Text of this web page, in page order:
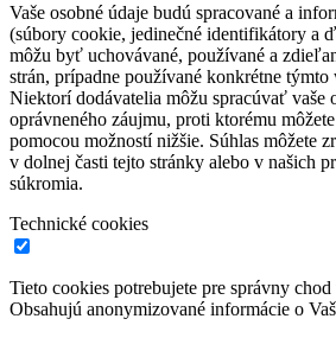
Vaše osobné údaje budú spracované a
(súbory cookie, jedinečné identifikátory a
môžu byť uchovávané, používané a
strán, prípadne používané konkrétne
Niektorí dodávatelia môžu spracúvať vaše
oprávneného záujmu, proti ktorému
pomocou možností nižšie. Súhlas môžete
v dolnej časti tejto stránky alebo v našich
súkromia.
Technické cookies
Tieto cookies potrebujete pre správny
Obsahujú anonymizované informácie o